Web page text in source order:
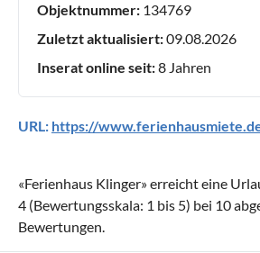
Objektnummer: 134769
Zuletzt aktualisiert:09.08.2026
Inserat online seit:8 Jahren
URL: https://
«Ferienhaus Klinger» erreicht eine
4 (Bewertungsskala: 1 bis 5) bei 10
Bewertungen.